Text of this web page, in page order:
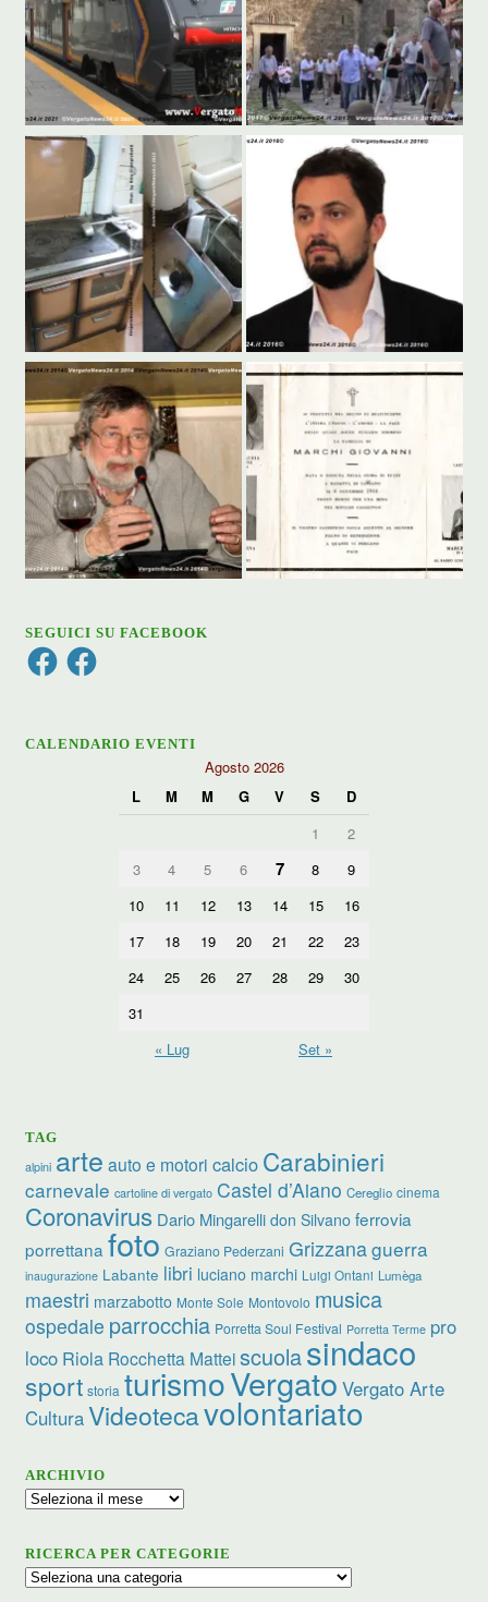
SEGUICI SU FACEBOOK
FacebookFacebook
CALENDARIO EVENTI
Agosto 2026
L
M M G V S
D
1
2
3
4 5 6 7 8
9
10
11 12 13 14 15
16
17
18 19 20 21 22
23
24
25 26 27 28 29
30
31
« Lug
Set »
TAG
alpini arte auto e motori calcio Carabinieri
carnevale cartoline di vergato Castel d’Aiano Cereglio cinema
Coronavirus Dario Mingarelli don Silvano ferrovia
porrettana foto Graziano Pederzani Grizzanaguerra
inaugurazione Labante libri luciano marchi Luigi Ontani Lumèga
maestri marzabotto Monte Sole Montovolo musica
ospedale parrocchia Porretta Soul Festival Porretta Terme pro
loco Riola Rocchetta Matteiscuolasindaco
sport storia turismoVergato Vergato Arte
CulturaVideotecavolontariato
ARCHIVIO
Archivio
RICERCA PER CATEGORIE
Ricerca